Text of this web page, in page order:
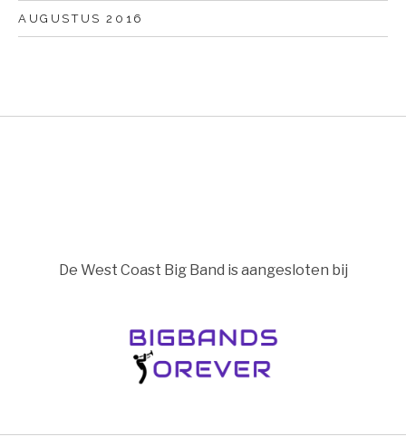
AUGUSTUS 2016
De West Coast Big Band is aangesloten bij